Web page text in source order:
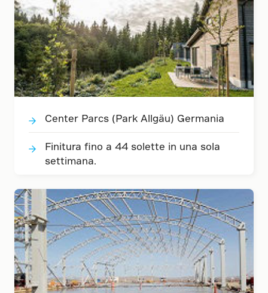
Center Parcs (Park Allgäu) Germania
Finitura fino a 44 solette in una sola
settimana.